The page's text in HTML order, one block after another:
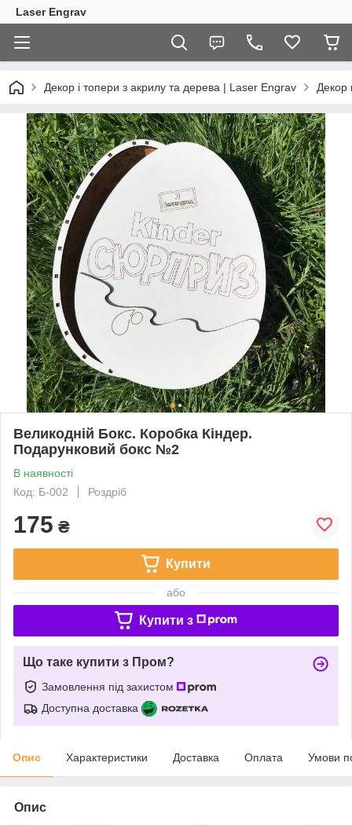
Laser Engrav
Декор і топери з акрилу та дерева | Laser Engrav Декор
Великодній Бокс. Коробка Кіндер.
Подарунковий бокс №2
В наявності
Код: Б-002
Роздріб
175 ₴
Купити
або
Купити з
Що таке купити з Пром?
Замовлення під захистом
Доступна доставка
Опис Характеристики Доставка Оплата Умови
Опис